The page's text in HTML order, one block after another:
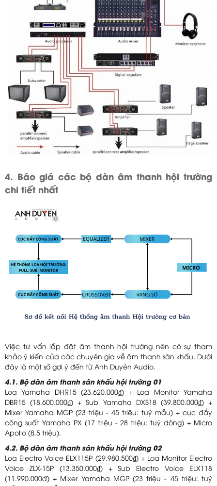
4. Báo giá các bộ dàn âm thanh hội trường
chi tiết nhất
Việc tư vấn lắp đặt âm thanh hội trường nên có sự tham
khảo ý kiến của các chuyên gia về âm thanh sân khấu. Dưới
đây là một số gợi ý đến từ Anh Duyên Audio.
4.1. Bộ dàn âm thanh sân khấu hội trường 01
Loa Yamaha DHR15 (23.620.000₫) + Loa Monitor Yamaha
DBR15 (18.600.000₫) + Sub Yamaha DXS18 (39.800.000₫) +
Mixer Yamaha MGP (23 triệu - 45 triệu: tuỳ mẫu) + cục đẩy
công suất Yamaha PX (17 triệu - 28 triệu: tuỳ dòng) + Micro
Apollo (8,5 triệu).
4.2. Bộ dàn âm thanh sân khấu hội trường 02
Loa Electro Voice ELX115P (29.980.500₫) + Loa Monitor Electro
Voice ZLX-15P (13.350.000₫) + Sub Electro Voice ELX118
(11.990.000đ) + Mixer Yamaha MGP (23 triệu - 45 triệu: tuỳ